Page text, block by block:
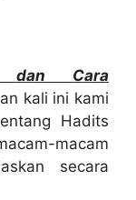
dan Cara
kali ini kami
Hadits
macam
secara